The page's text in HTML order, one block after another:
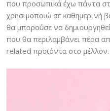
που προσωπικά έχω πάντα
χρησιμοποιώ σε καθημερινή
θα μπορούσε να
που θα περιλαμβάνει πέρα
related προϊόντα στο μέλλον.